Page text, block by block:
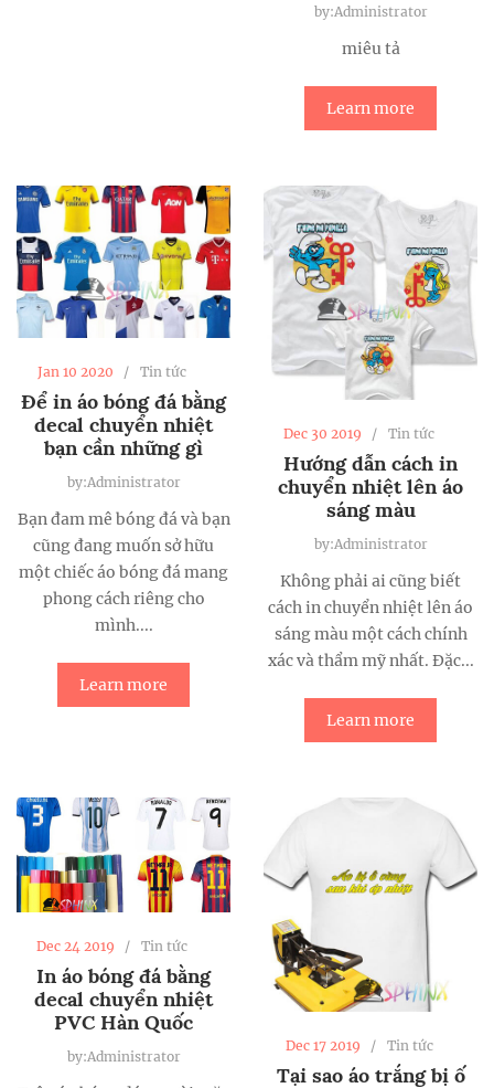
by:Administrator
miêu tả
Learn more
Jan 10 2020 Tin tức
Để in áo bóng đá bằng
decal chuyển nhiệt
bạn cần những gì
by:Administrator
Bạn đam mê bóng đá và bạn
cũng đang muốn sở hữu
một chiếc áo bóng đá mang
phong cách riêng cho
mình....
Learn more
Dec 30 2019 Tin tức
Hướng dẫn cách in
chuyển nhiệt lên áo
sáng màu
by:Administrator
Không phải ai cũng biết
cách in chuyển nhiệt lên áo
sáng màu một cách chính
xác và thẩm mỹ nhất. Đặc...
Learn more
Dec 24 2019 Tin tức
In áo bóng đá bằng
decal chuyển nhiệt
PVC Hàn Quốc
by:Administrator
Dec 17 2019 Tin tức
Tại sao áo trắng bị ố